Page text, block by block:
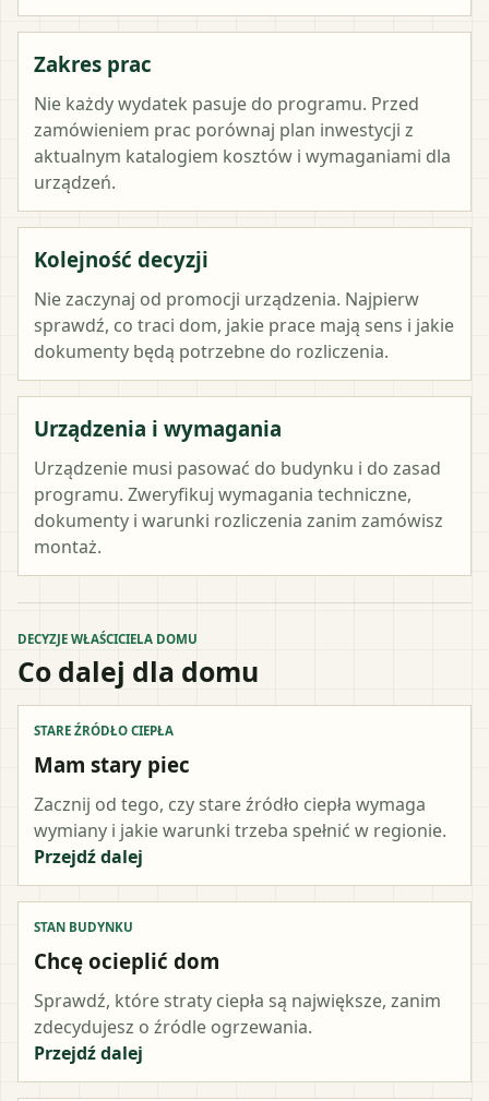
Zakres prac
Nie każdy wydatek pasuje do programu. Przed
zamówieniem prac porównaj plan inwestycji z
aktualnym katalogiem kosztów i wymaganiami dla
urządzeń.
Kolejność decyzji
Nie zaczynaj od promocji urządzenia. Najpierw
sprawdź, co traci dom, jakie prace mają sens i jakie
dokumenty będą potrzebne do rozliczenia.
Urządzenia i wymagania
Urządzenie musi pasować do budynku i do zasad
programu. Zweryfikuj wymagania techniczne,
dokumenty i warunki rozliczenia zanim zamówisz
montaż.
DECYZJE WŁAŚCICIELA DOMU
Co dalej dla domu
STARE ŹRÓDŁO CIEPŁA
Mam stary piec
Zacznij od tego, czy stare źródło ciepła wymaga
wymiany i jakie warunki trzeba spełnić w regionie.
Przejdź dalej
STAN BUDYNKU
Chcę ocieplić dom
Sprawdź, które straty ciepła są największe, zanim
zdecydujesz o źródle ogrzewania.
Przejdź dalej